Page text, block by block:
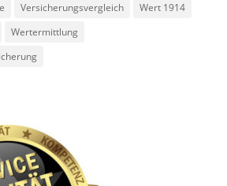
Versicherungsvergleich
Wert 1914
Wertermittlung